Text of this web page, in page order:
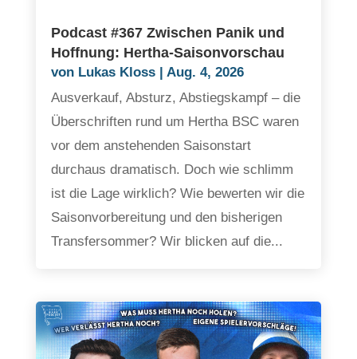
Podcast #367 Zwischen Panik und
Hoffnung: Hertha-Saisonvorschau
von Lukas Kloss| Aug. 4, 2026
Ausverkauf, Absturz, Abstiegskampf – die
Überschriften rund um Hertha BSC waren
vor dem anstehenden Saisonstart
durchaus dramatisch. Doch wie schlimm
ist die Lage wirklich? Wie bewerten wir die
Saisonvorbereitung und den bisherigen
Transfersommer? Wir blicken auf die...